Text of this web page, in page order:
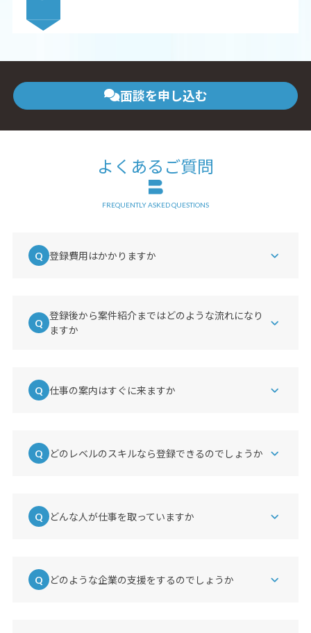
面談を申し込む
よくあるご質問
FREQUENTLY ASKED QUESTIONS
登録費用はかかりますか
費用はかかりません。面談をしていただき、一定以上
登録後から案件紹介まではどのような流れになり
ますか
フォーム入力後、担当者とオンラインで面談していた
仕事の案内はすぐに来ますか
どのレベルのスキルなら登録できるのでしょうか
デジタル/マーケティング領域で一定以上のスキルを
どんな人が仕事を取っていますか
過去の経歴、業務経験や専門領域が明確で、業務成果
どのような企業の支援をするのでしょうか
ベンチャー企業から大企業まで、企業規模は様々で